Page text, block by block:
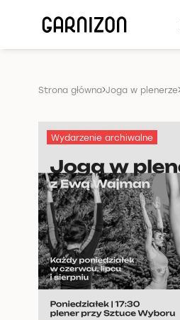
Strona główna Joga w plenerze
Wydarzenie archiwalne